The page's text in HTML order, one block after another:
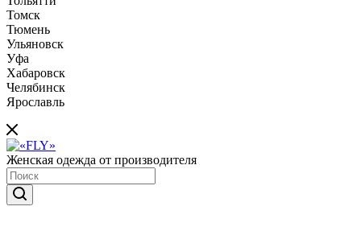
Томск
Тюмень
Ульяновск
Уфа
Хабаровск
Челябинск
Ярославль
Женская одежда от производителя